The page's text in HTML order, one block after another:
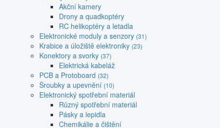
Akční kamery
Drony a quadkoptéry
RC helikoptéry a letadla
Elektronické moduly a senzory (31)
Krabice a úložiště elektroniky (23)
Konektory a svorky (37)
Elektrická kabeláž
PCB a Protoboard (32)
Šroubky a upevnění (10)
Elektronický spotřební materiál
Různý spotřební materiál
Pásky a lepidla
Chemikálie a čištění